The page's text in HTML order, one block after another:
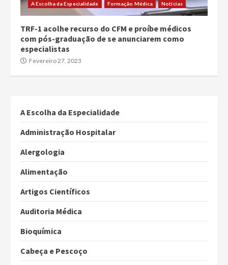
A Escolha da Especialidade Formação Médica Notícias
TRF-1 acolhe recurso do CFM e proíbe médicos
com pós-graduação de se anunciarem como
especialistas
Fevereiro 27, 2023
A Escolha da Especialidade
Administração Hospitalar
Alergologia
Alimentação
Artigos Científicos
Auditoria Médica
Bioquímica
Cabeça e Pescoço